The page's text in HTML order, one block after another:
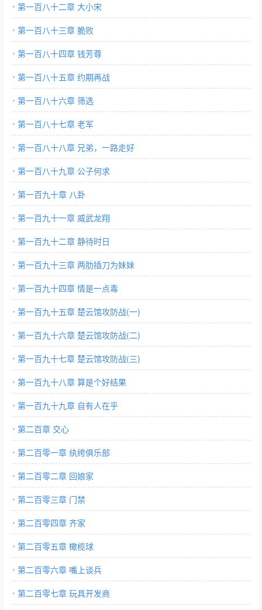
第一百八十二章 大小宋
第一百八十三章 脆败
第一百八十四章 钱芳尊
第一百八十五章 约期再战
第一百八十六章 筛选
第一百八十七章 老军
第一百八十八章 兄弟，一路走好
第一百八十九章 公子何求
第一百九十章 八卦
第一百九十一章 威武龙翔
第一百九十二章 静待时日
第一百九十三章 两肋插刀为妹妹
第一百九十四章 情是一点毒
第一百九十五章 楚云馆攻防战(一)
第一百九十六章 楚云馆攻防战(二)
第一百九十七章 楚云馆攻防战(三)
第一百九十八章 算是个好结果
第一百九十九章 自有人在乎
第二百章 交心
第二百零一章 纨绔俱乐部
第二百零二章 回娘家
第二百零三章 门禁
第二百零四章 齐家
第二百零五章 橄榄球
第二百零六章 嘴上谈兵
第二百零七章 玩具开发商